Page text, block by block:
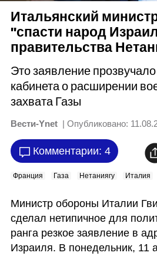
Итальянский
"спасти народ
правительства
Это заявление
кабинета о расширении
захвата Газы
Вести-Ynet | Опубликовано:
Комментарии: 4
Франция Газа Нетаниягу Италия
Министр обороны Италии
сделал нетипичное для
ранга резкое заявление в
Израиля. В понедельник, 11